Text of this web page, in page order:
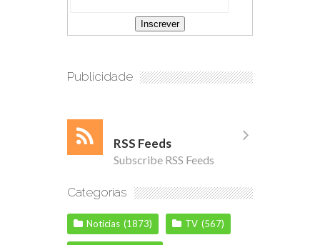
Publicidade
RSS Feeds
Subscribe RSS Feeds
Categorias
Notícias (1873) TV (567)